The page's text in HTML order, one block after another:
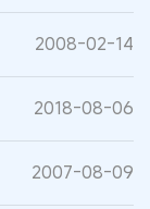
2008-02-14
2018-08-06
2007-08-09